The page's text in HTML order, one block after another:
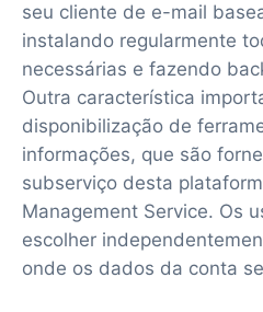
seu cliente de e-mail
instalando regularmente
necessárias e fazendo
Outra característica
disponibilização de
informações, que são
subserviço desta
Management Service. Os
escolher
onde os dados da conta